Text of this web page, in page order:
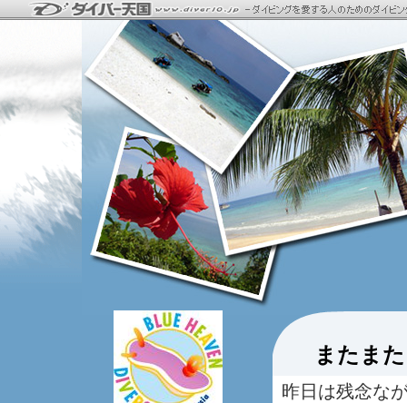
またま
昨日は残念な